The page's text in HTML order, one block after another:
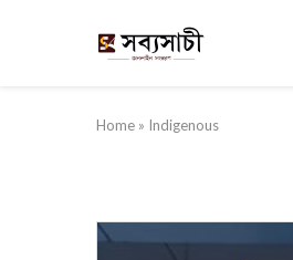
Home » Indigenous